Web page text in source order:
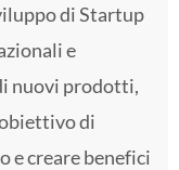
di Startup
e
nuovi prodotti,
di
e creare benefici